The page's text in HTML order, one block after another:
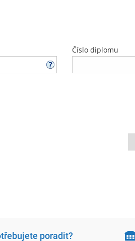
Číslo diplomu
poradit?